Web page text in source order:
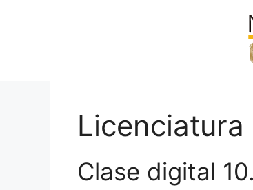
Clase digital